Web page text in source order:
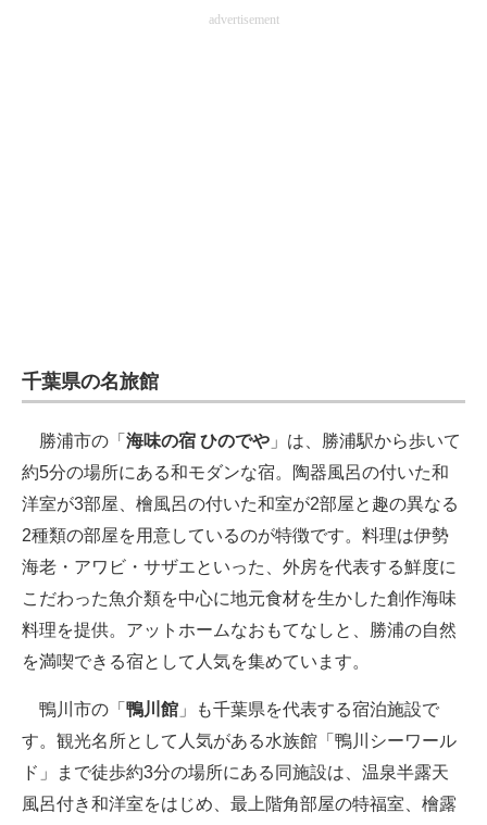
ちょっと気になるネットの話題advertisement
千葉県の名旅館
勝浦市の「 海味の宿 ひのでや 」は、勝浦駅から歩いて
約5分の場所にある和モダンな宿。陶器風呂の付いた和
洋室が3部屋、檜風呂の付いた和室が2部屋と趣の異なる
2種類の部屋を用意しているのが特徴です。料理は伊勢
海老・アワビ・サザエといった、外房を代表する鮮度に
こだわった魚介類を中心に地元食材を生かした創作海味
料理を提供。アットホームなおもてなしと、勝浦の自然
を満喫できる宿として人気を集めています。
鴨川市の「 鴨川館 」も千葉県を代表する宿泊施設で
す。観光名所として人気がある水族館「鴨川シーワール
ド」まで徒歩約3分の場所にある同施設は、温泉半露天
風呂付き和洋室をはじめ、最上階角部屋の特福室、檜露